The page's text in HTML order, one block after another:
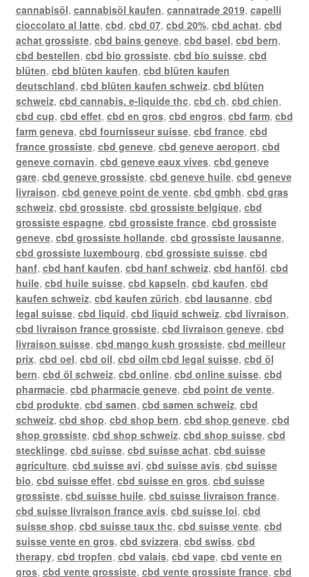
cannabisöl, cannabisöl kaufen, cannatrade 2019, capelli
cioccolato al latte, cbd, cbd 07, cbd 20%, cbd achat, cbd
achat grossiste, cbd bains geneve, cbd basel, cbd bern,
cbd bestellen, cbd bio grossiste, cbd bio suisse, cbd
blüten, cbd blüten kaufen, cbd blüten kaufen
deutschland, cbd blüten kaufen schweiz, cbd blüten
schweiz, cbd cannabis. e-liquide thc, cbd ch, cbd chien,
cbd cup, cbd effet, cbd en gros, cbd engros, cbd farm, cbd
farm geneva, cbd fournisseur suisse, cbd france, cbd
france grossiste, cbd geneve, cbd geneve aeroport, cbd
geneve cornavin, cbd geneve eaux vives, cbd geneve
gare, cbd geneve grossiste, cbd geneve huile, cbd geneve
livraison, cbd geneve point de vente, cbd gmbh, cbd gras
schweiz, cbd grossiste, cbd grossiste belgique, cbd
grossiste espagne, cbd grossiste france, cbd grossiste
geneve, cbd grossiste hollande, cbd grossiste lausanne,
cbd grossiste luxembourg, cbd grossiste suisse, cbd
hanf, cbd hanf kaufen, cbd hanf schweiz, cbd hanföl, cbd
huile, cbd huile suisse, cbd kapseln, cbd kaufen, cbd
kaufen schweiz, cbd kaufen zürich, cbd lausanne, cbd
legal suisse, cbd liquid, cbd liquid schweiz, cbd livraison,
cbd livraison france grossiste, cbd livraison geneve, cbd
livraison suisse, cbd mango kush grossiste, cbd meilleur
prix, cbd oel, cbd oil, cbd oilm cbd legal suisse, cbd öl
bern, cbd öl schweiz, cbd online, cbd online suisse, cbd
pharmacie, cbd pharmacie geneve, cbd point de vente,
cbd produkte, cbd samen, cbd samen schweiz, cbd
schweiz, cbd shop, cbd shop bern, cbd shop geneve, cbd
shop grossiste, cbd shop schweiz, cbd shop suisse, cbd
stecklinge, cbd suisse, cbd suisse achat, cbd suisse
agriculture, cbd suisse avi, cbd suisse avis, cbd suisse
bio, cbd suisse effet, cbd suisse en gros, cbd suisse
grossiste, cbd suisse huile, cbd suisse livraison france,
cbd suisse livraison france avis, cbd suisse loi, cbd
suisse shop, cbd suisse taux thc, cbd suisse vente, cbd
suisse vente en gros, cbd svizzera, cbd swiss, cbd
therapy, cbd tropfen, cbd valais, cbd vape, cbd vente en
gros, cbd vente grossiste, cbd vente grossiste france, cbd